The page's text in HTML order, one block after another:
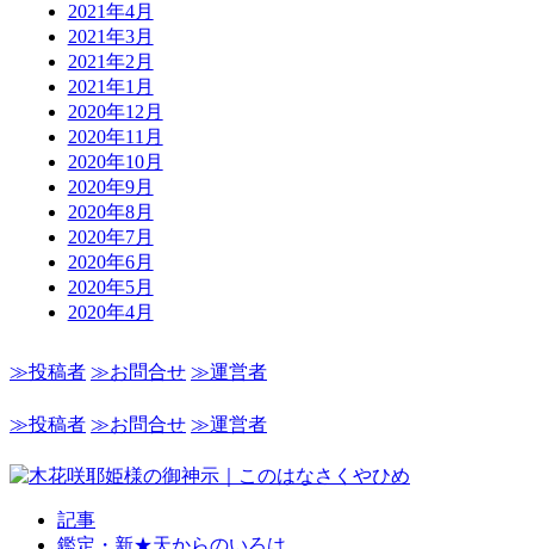
2021年4月
2021年3月
2021年2月
2021年1月
2020年12月
2020年11月
2020年10月
2020年9月
2020年8月
2020年7月
2020年6月
2020年5月
2020年4月
≫投稿者 ≫お問合せ ≫運営者
≫投稿者 ≫お問合せ ≫運営者
記事
鑑定・新★天からのいろは